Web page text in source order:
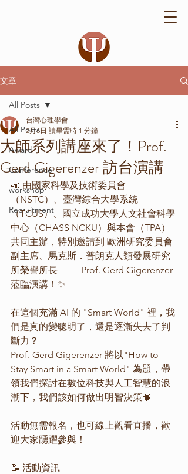
文章
All Posts
Award
Conference
workshop
Recruitment
All Posts
大師系列講座來了！Prof.
Gerd Gigerenzer 訪台演講
台灣心理學會
2月6日 讀畢需時 1 分鐘
📣 由國家科學及技術委員會
（NSTC）、臺灣綜合大學系統
（TCUS）、國立成功大學人文社會科學
中心（CHASS NCKU）與本會（TPA）
共同主辦，特別邀請到 歐洲研究委員會
副主席、馬克斯．普朗克人類發展研究
所榮譽所長 —— Prof. Gerd Gigerenzer
蒞臨演講！✨
在這個充滿 AI 的 "Smart World" 裡，我
們是真的變聰明了，還是逐漸失去了判
斷力？
Prof. Gerd Gigerenzer 將以"How to
Stay Smart in a Smart World" 為題，帶
領我們探討在數位科技與人工智慧的浪
潮下，我們該如何做出明智決策🧠
活動無需報名，也可線上觀看直播，歡
迎大家踴躍參與！
📝 活動資訊